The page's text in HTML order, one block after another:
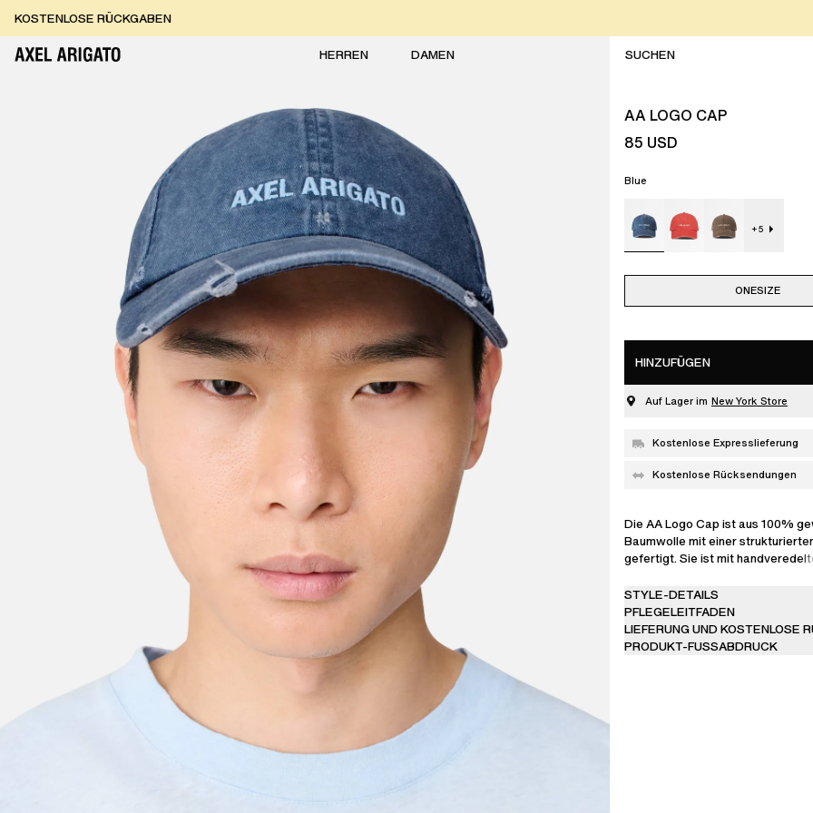
Zum Inhalt springen
KOSTENLOSE RÜCKGABEN
KOSTENLOSE EXPRESSLIEFERUNG
HERREN
DAMEN
AA LOGO CAP
85 USD
Blue
+5
ONESIZE
HINZUFÜGEN
Auf Lager im New York Store
Kostenlose Expresslieferung
Kostenlose Rücksendungen
Die AA Logo Cap ist aus 100%
Baumwolle mit einer
gefertigt. Sie ist mit
wird durch einen verstellbaren
Metallschieber abgerundet.
STYLE-DETAILS
PFLEGELEITFADEN
LIEFERUNG UND KOSTENLOSE
PRODUKT-FUSSABDRUCK